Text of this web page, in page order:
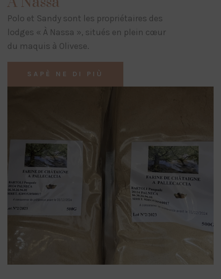
Polo et Sandy sont les propriétaires des
lodges « À Nassa », situés en plein cœur
du maquis à Olivese.
SAPÈ NE DI PIÙ